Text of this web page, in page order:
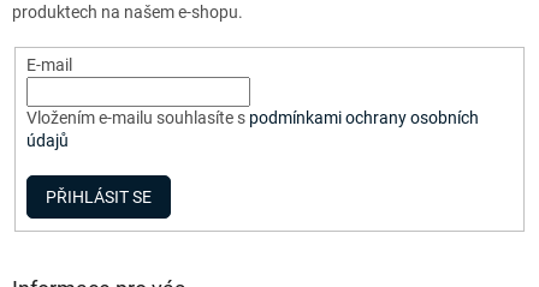
produktech na našem e-shopu.
E-mail
Vložením e-mailu souhlasíte s podmínkami ochrany osobních
údajů
PŘIHLÁSIT SE